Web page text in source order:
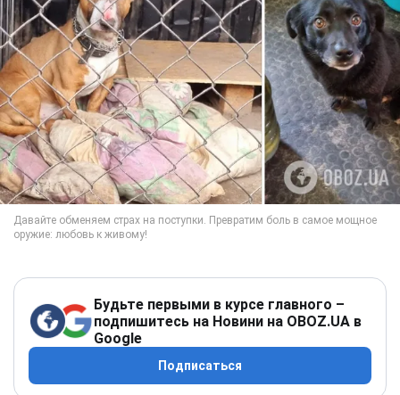
Будьте первыми в курсе главного –
подпишитесь на Новини на OBOZ.UA в
Google
Подписаться